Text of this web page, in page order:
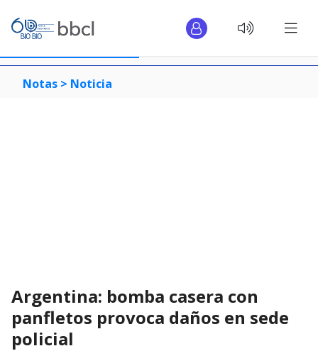
Notas > Noticia
Argentina: bomba casera con
panfletos provoca daños en sede
policial